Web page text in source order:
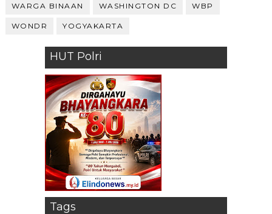
WARGA BINAAN WASHINGTON DC WBP
WONDR YOGYAKARTA
HUT Polri
Tags